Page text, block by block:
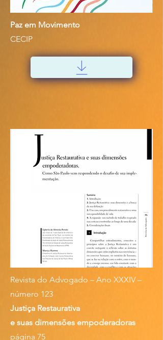
Paz em Movimento
CECIP
Revista do Advogado – Ano XXXIV –
número 123
Justiça Restaurativa
e suas dimensões empoderadoras
página 75